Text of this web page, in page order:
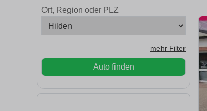
Ort, Region oder PLZ
mehr Filter
Auto finden